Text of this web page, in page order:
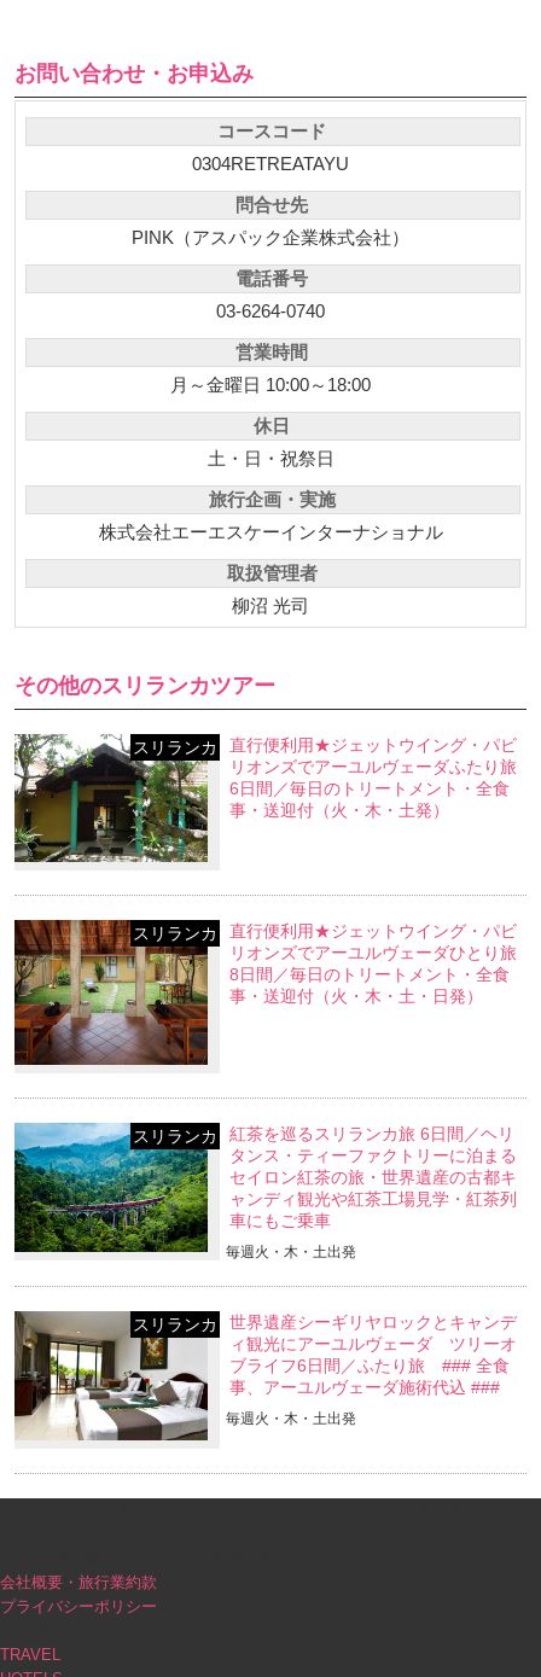
お問い合わせ・お申込み
コースコード
0304RETREATAYU
問合せ先
PINK（アスパック企業株式会社）
電話番号
03-6264-0740
営業時間
月～金曜日 10:00～18:00
休日
土・日・祝祭日
旅行企画・実施
株式会社エーエスケーインターナショナル
取扱管理者
柳沼 光司
その他のスリランカツアー
スリランカ
直行便利用★ジェットウイング・パビ
リオンズでアーユルヴェーダふたり旅
6日間／毎日のトリートメント・全食
事・送迎付（火・木・土発）
スリランカ
直行便利用★ジェットウイング・パビ
リオンズでアーユルヴェーダひとり旅
8日間／毎日のトリートメント・全食
事・送迎付（火・木・土・日発）
スリランカ
紅茶を巡るスリランカ旅 6日間／ヘリ
タンス・ティーファクトリーに泊まる
セイロン紅茶の旅・世界遺産の古都キ
ャンディ観光や紅茶工場見学・紅茶列
車にもご乗車
毎週火・木・土出発
スリランカ
世界遺産シーギリヤロックとキャンデ
ィ観光にアーユルヴェーダ ツリーオ
ブライフ6日間／ふたり旅 ### 全食
事、アーユルヴェーダ施術代込 ###
毎週火・木・土出発
会社概要・旅行業約款
プライバシーポリシー
TRAVEL